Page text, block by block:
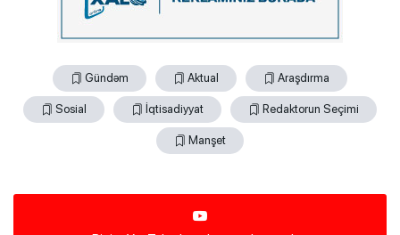
Gündəm Aktual Araşdırma
Sosial İqtisadiyyat Redaktorun Seçimi
Manşet